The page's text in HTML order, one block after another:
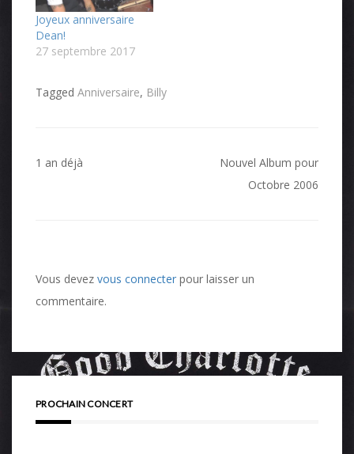
Joyeux anniversaire
Dean!
27 septembre 2017
Tagged Anniversaire, Billy
Navigation
1 an déjà
Nouvel Album pour
Octobre 2006
Vous devez vous connecter pour laisser un
commentaire.
PROCHAIN CONCERT